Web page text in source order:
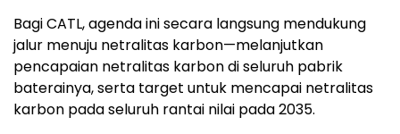
Bagi CATL, agenda ini secara langsung mendukung
jalur menuju netralitas karbon—melanjutkan
pencapaian netralitas karbon di seluruh pabrik
baterainya, serta target untuk mencapai netralitas
karbon pada seluruh rantai nilai pada 2035.